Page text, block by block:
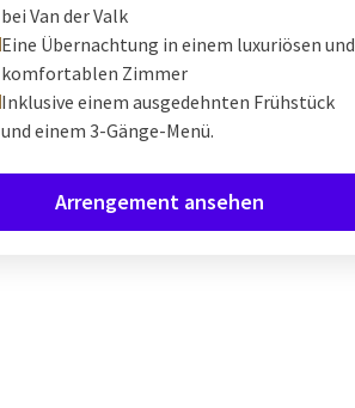
bei Van der Valk
Eine Übernachtung in einem luxuriösen und
komfortablen Zimmer
Inklusive einem ausgedehnten Frühstück
und einem 3-Gänge-Menü.
Arrengement ansehen